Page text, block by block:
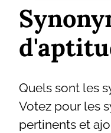
Quels sont les
Votez pour les
pertinents et